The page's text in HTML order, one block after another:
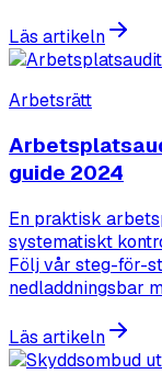
Läs artikeln
Arbetsrätt
guide 2024
En praktisk
systematiskt
Följ vår steg-för-
nedladdningsbar
Läs artikeln